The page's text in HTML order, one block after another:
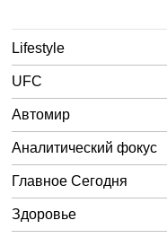
Lifestyle
UFC
Автомир
Аналитический фокус
Главное Сегодня
Здоровье